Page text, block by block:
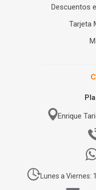
Descuentos
Tarjeta
Enrique
Lunes a Viernes: